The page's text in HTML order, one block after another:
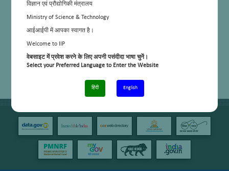
विज्ञान एवं प्रौद्योगिकी मंत्रालय
Ministry of Science & Technology
आईआईपी में आपका स्वागत है।
Welcome to IIP
वेबसाइट में प्रवेश करने के लिए अपनी पसंदीदा भाषा चुनें।
Select your Preferred Language to Enter the Website
हिंदी English